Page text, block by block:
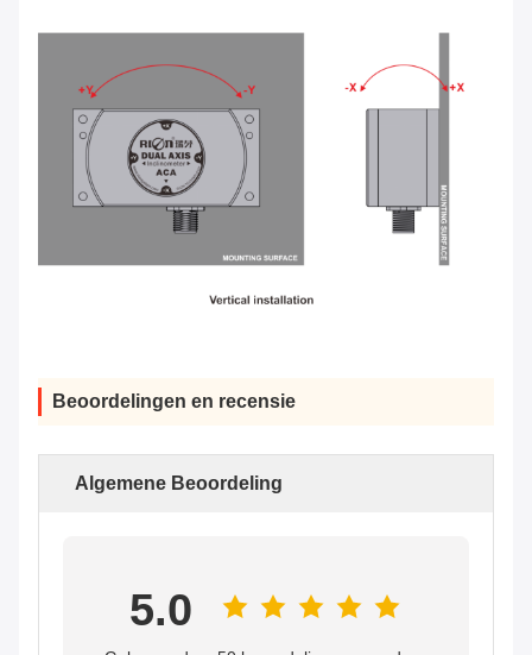
Beoordelingen en recensie
Algemene Beoordeling
5.0